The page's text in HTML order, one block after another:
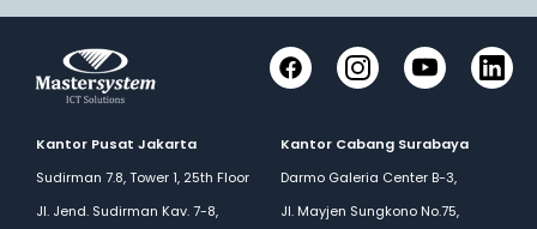
FacebookInstagramYouTube
Kantor Pusat Jakarta
Sudirman 7.8, Tower 1, 25th Floor
Jl. Jend. Sudirman Kav. 7-8,
Kantor Cabang Surabaya
Darmo Galeria Center B-3,
Jl. Mayjen Sungkono No.75,